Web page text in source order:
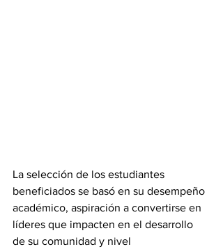
La selección de los estudiantes
beneficiados se basó en su desempeño
académico, aspiración a convertirse en
líderes que impacten en el desarrollo
de su comunidad y nivel